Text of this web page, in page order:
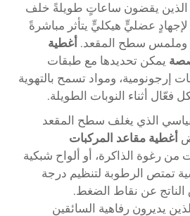
الذين يقضون ساعاتٍ طويلةً خلف
عضليٍّ هيكليٍّ يتأثر مباشرةً
وملمس سطح المقعد. أغطية
يمكن تحديدها مع طبقات
إرجونومية، ومواد تسمح بالتهوية
فعّال أثناء النوبات الطويلة.
الذي يغلف سطح المقعد
أغطية مقاعد المركبات
من رغوة الذاكرة، أو ألواح شبكية
تمتص الرطوبة لتنظيم درجة
الناتج عن نقاط الضغط.
يديرون رفاهية السائقين